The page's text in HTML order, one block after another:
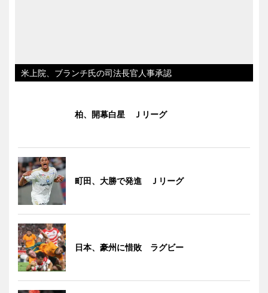
米上院、ブランチ氏の司法長官人事承認
柏、開幕白星 Ｊリーグ
町田、大勝で発進 Ｊリーグ
日本、豪州に惜敗 ラグビー